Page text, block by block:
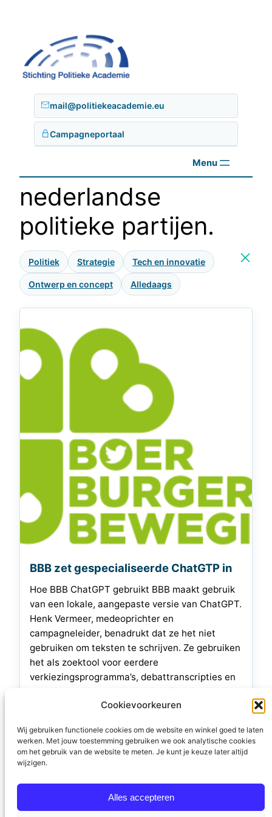
Cookievoorkeuren
Wij gebruiken functionele cookies om de website en winkel goed te laten
werken. Met jouw toestemming gebruiken we ook analytische cookies
om het gebruik van de website te meten. Je kunt je keuze later altijd
wijzigen.
Alles accepteren
inhoud
mail@politiekeacademie.eu
Campagneportaal
nederlandse
politieke partijen.
Politiek Strategie Tech en innovatie
Ontwerp en concept Alledaags
BBB zet gespecialiseerde ChatGTP in
Hoe BBB ChatGPT gebruikt BBB maakt gebruik
van een lokale, aangepaste versie van ChatGPT.
Henk Vermeer, medeoprichter en
campagneleider, benadrukt dat ze het niet
gebruiken om teksten te schrijven. Ze gebruiken
het als zoektool voor eerdere
verkiezingsprogramma’s, debattranscripties en
andere documenten. BBB’s Speciale ChatGPT
Bart Luttels, maker van de BBB-variant van
12 augustus 2023